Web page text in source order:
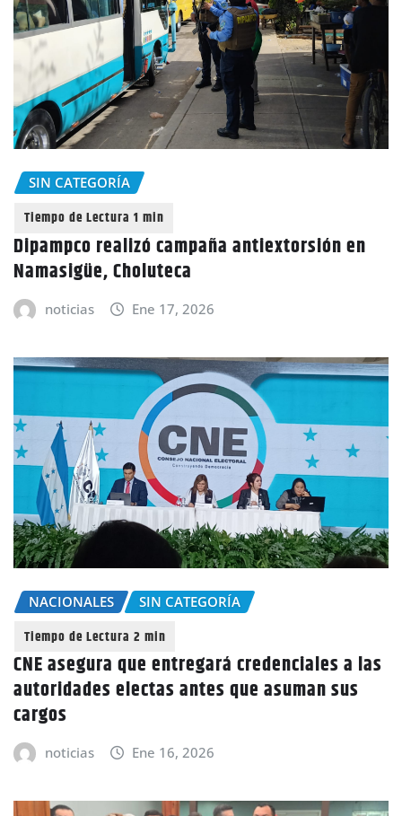
SIN CATEGORÍA
Dipampco realizó campaña antiextorsión en
Namasigüe, Choluteca
noticias Ene 17, 2026
NACIONALES SIN CATEGORÍA
CNE asegura que entregará credenciales a las
autoridades electas antes que asuman sus
cargos
noticias Ene 16, 2026